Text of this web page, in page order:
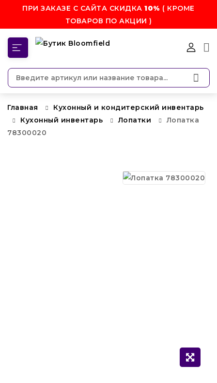
ПРИ ЗАКАЗЕ С САЙТА СКИДКА10% ( КРОМЕ
ТОВАРОВ ПО АКЦИИ )
Главная
Кухонный и кондитерский инвентарь
Кухонный инвентарь
Лопатки
Лопатка
78300020